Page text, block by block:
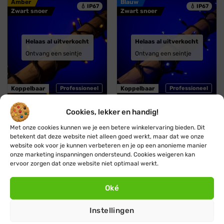
Cookies, lekker en handig!
Met onze cookies kunnen we je een betere winkelervaring bieden. Dit
betekent dat deze website niet alleen goed werkt, maar dat we onze
website ook voor je kunnen verbeteren en je op een anonieme manier
onze marketing inspanningen ondersteund. Cookies weigeren kan
ervoor zorgen dat onze website niet optimaal werkt.
Oké
Instellingen
💧 IP67
Amber
Zwart snoer
Professioneel
Koppelbaar
Helaas al uitverkocht
Ontvang een seintje
Blynx Connect
Amber (geel / oranje)
kerstverlichting ·
Koppelbaar · 10m · 100
LED · IP67
€36,45 Oorspronkelijke
prijs
€32,95Huidige
prijs
💧 IP67
Blauw
Zwart snoer
Professioneel
Koppelbaar
Helaas al uitverkocht
Ontvang een seintje
Blynx Connect
Blauwe kerstverlichting ·
Koppelbaar · 10m · 100
LED · IP67
€36,45 Oorspronkelijke
prijs
was:
€32,95Huidige
prijs
Zwart snoer
Zwart snoer